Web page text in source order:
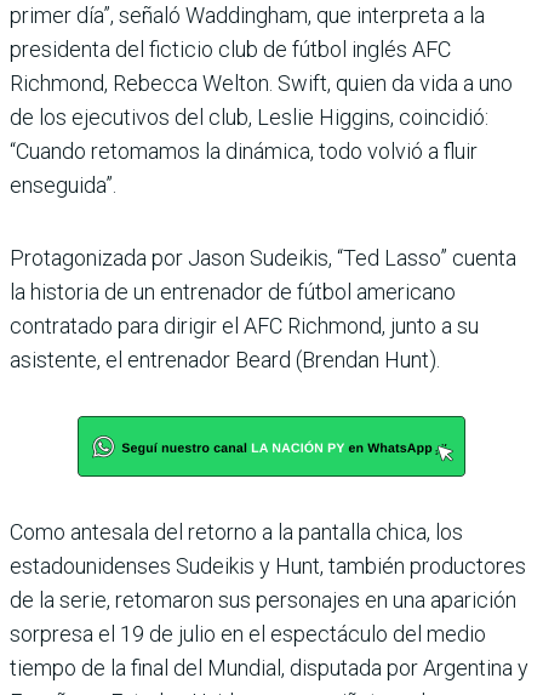
primer día”, señaló Waddingham, que interpreta a la
presidenta del ficticio club de fútbol inglés AFC
Richmond, Rebecca Welton. Swift, quien da vida a uno
de los ejecutivos del club, Leslie Higgins, coincidió:
“Cuando retomamos la dinámica, todo volvió a fluir
enseguida”.
Protagonizada por Jason Sudeikis, “Ted Lasso” cuenta
la historia de un entrenador de fútbol americano
contratado para dirigir el AFC Richmond, junto a su
asistente, el entrenador Beard (Brendan Hunt).
Como antesala del retorno a la pantalla chica, los
estadounidenses Sudeikis y Hunt, también productores
de la serie, retomaron sus personajes en una aparición
sorpresa el 19 de julio en el espectáculo del medio
tiempo de la final del Mundial, disputada por Argentina y